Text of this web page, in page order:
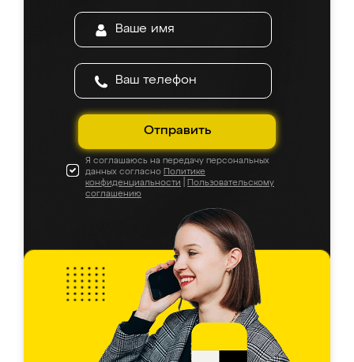
Отправить
Я соглашаюсь на передачу персональных
данных согласно Политике
конфиденциальности
Пользовательскому
соглашению